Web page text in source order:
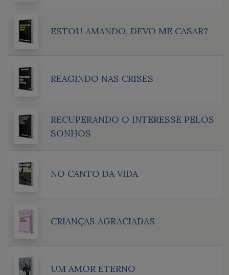
ESTOU AMANDO, DEVO ME CASAR?
REAGINDO NAS CRISES
RECUPERANDO O INTERESSE PELOS
SONHOS
NO CANTO DA VIDA
CRIANÇAS AGRACIADAS
UM AMOR ETERNO